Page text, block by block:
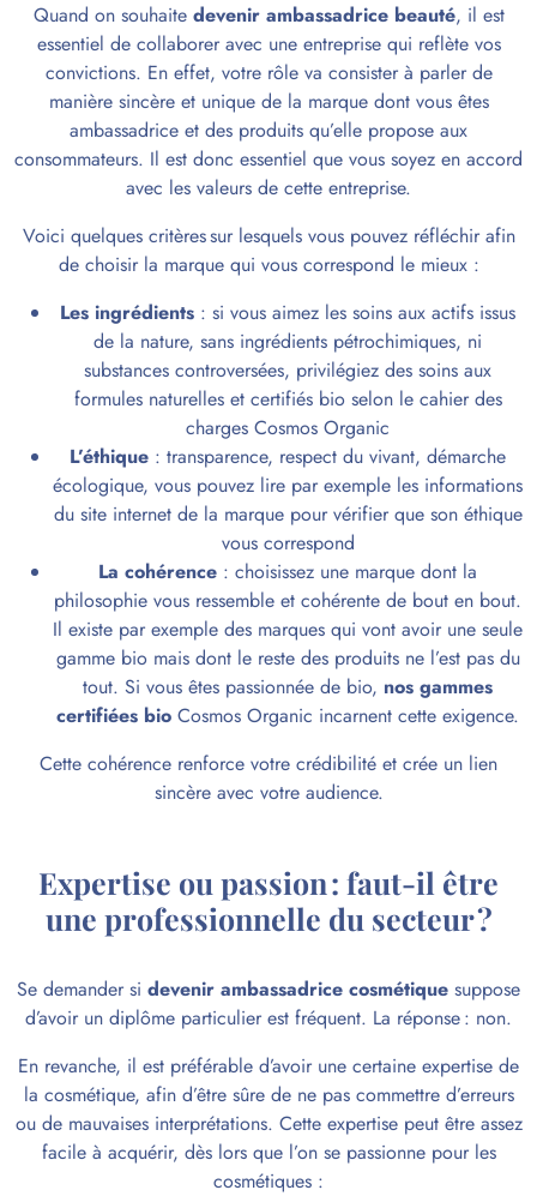
Quand on souhaite devenir ambassadrice beauté, il est
essentiel de collaborer avec une entreprise qui reflète vos
convictions. En effet, votre rôle va consister à parler de
manière sincère et unique de la marque dont vous êtes
ambassadrice et des produits qu’elle propose aux
consommateurs. Il est donc essentiel que vous soyez en accord
avec les valeurs de cette entreprise.
Voici quelques critères sur lesquels vous pouvez réfléchir afin
de choisir la marque qui vous correspond le mieux :
Les ingrédients : si vous aimez les soins aux actifs issus
de la nature, sans ingrédients pétrochimiques, ni
substances controversées, privilégiez des soins aux
formules naturelles et certifiés bio selon le cahier des
charges Cosmos Organic
L’éthique : transparence, respect du vivant, démarche
écologique, vous pouvez lire par exemple les informations
du site internet de la marque pour vérifier que son éthique
vous correspond
La cohérence : choisissez une marque dont la
philosophie vous ressemble et cohérente de bout en bout.
Il existe par exemple des marques qui vont avoir une seule
gamme bio mais dont le reste des produits ne l’est pas du
tout. Si vous êtes passionnée de bio, nos gammes
certifiées bio Cosmos Organic incarnent cette exigence.
Cette cohérence renforce votre crédibilité et crée un lien
sincère avec votre audience.
Expertise ou passion : faut-il être
une professionnelle du secteur ?
Se demander si devenir ambassadrice cosmétique suppose
d’avoir un diplôme particulier est fréquent. La réponse : non.
En revanche, il est préférable d’avoir une certaine expertise de
la cosmétique, afin d’être sûre de ne pas commettre d’erreurs
ou de mauvaises interprétations. Cette expertise peut être assez
facile à acquérir, dès lors que l’on se passionne pour les
cosmétiques :